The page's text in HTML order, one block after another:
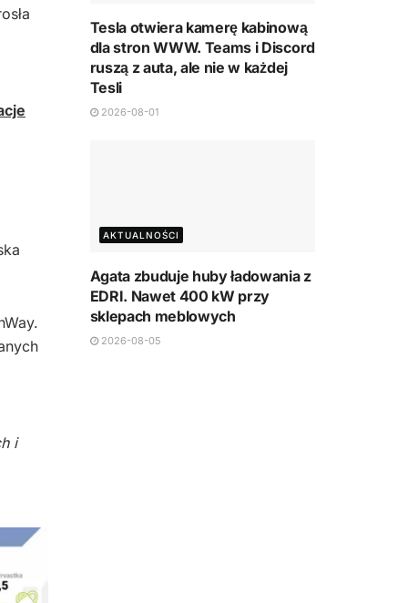
i
Tesla otwiera kamerę kabinową
dla stron WWW. Teams i Discord
ruszą z auta, ale nie w każdej
Tesli
2026-08-01
AKTUALNOŚCI
Agata zbuduje huby ładowania z
EDRI. Nawet 400 kW przy
sklepach meblowych
2026-08-05